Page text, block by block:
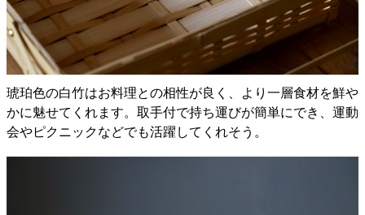
琥珀色の白竹はお料理との相性が良く、より一層食材を鮮や
かに魅せてくれます。取手付で持ち運びが簡単にでき、運動
会やピクニックなどでも活躍してくれそう。